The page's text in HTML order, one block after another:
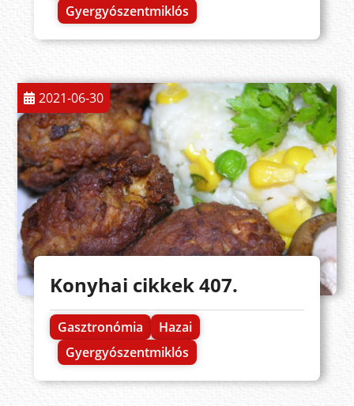
Gyergyószentmiklós
2021-06-30
Konyhai cikkek 407.
Gasztronómia
Hazai
Gyergyószentmiklós